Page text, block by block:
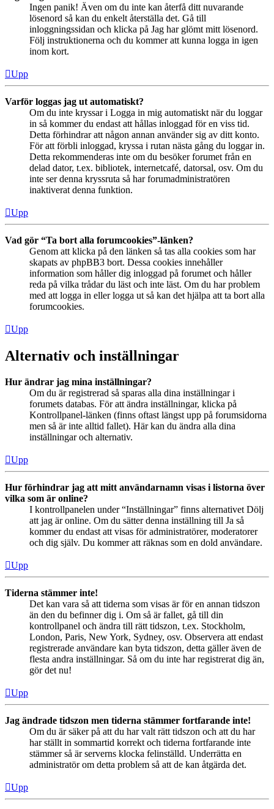
Ingen panik! Även om du inte kan återfå ditt nuvarande
lösenord så kan du enkelt återställa det. Gå till
inloggningssidan och klicka på Jag har glömt mitt lösenord.
Följ instruktionerna och du kommer att kunna logga in igen
inom kort.
Upp
Varför loggas jag ut automatiskt?
Om du inte kryssar i Logga in mig automatiskt när du loggar
in så kommer du endast att hållas inloggad för en viss tid.
Detta förhindrar att någon annan använder sig av ditt konto.
För att förbli inloggad, kryssa i rutan nästa gång du loggar in.
Detta rekommenderas inte om du besöker forumet från en
delad dator, t.ex. bibliotek, internetcafé, datorsal, osv. Om du
inte ser denna kryssruta så har forumadministratören
inaktiverat denna funktion.
Upp
Vad gör “Ta bort alla forumcookies”-länken?
Genom att klicka på den länken så tas alla cookies som har
skapats av phpBB3 bort. Dessa cookies innehåller
information som håller dig inloggad på forumet och håller
reda på vilka trådar du läst och inte läst. Om du har problem
med att logga in eller logga ut så kan det hjälpa att ta bort alla
forumcookies.
Upp
Alternativ och inställningar
Hur ändrar jag mina inställningar?
Om du är registrerad så sparas alla dina inställningar i
forumets databas. För att ändra inställningar, klicka på
Kontrollpanel-länken (finns oftast längst upp på forumsidorna
men så är inte alltid fallet). Här kan du ändra alla dina
inställningar och alternativ.
Upp
Hur förhindrar jag att mitt användarnamn visas i listorna över
vilka som är online?
I kontrollpanelen under “Inställningar” finns alternativet Dölj
att jag är online. Om du sätter denna inställning till Ja så
kommer du endast att visas för administratörer, moderatorer
och dig själv. Du kommer att räknas som en dold användare.
Upp
Tiderna stämmer inte!
Det kan vara så att tiderna som visas är för en annan tidszon
än den du befinner dig i. Om så är fallet, gå till din
kontrollpanel och ändra till rätt tidszon, t.ex. Stockholm,
London, Paris, New York, Sydney, osv. Observera att endast
registrerade användare kan byta tidszon, detta gäller även de
flesta andra inställningar. Så om du inte har registrerat dig än,
gör det nu!
Upp
Jag ändrade tidszon men tiderna stämmer fortfarande inte!
Om du är säker på att du har valt rätt tidszon och att du har
har ställt in sommartid korrekt och tiderna fortfarande inte
stämmer så är serverns klocka felinställd. Underrätta en
administratör om detta problem så att de kan åtgärda det.
Upp